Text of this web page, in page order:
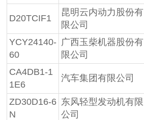
D20TCIF1
昆明云内动力股份有
限公司
YCY24140-
60
广西玉柴机器股份有
限公司
CA4DB1-1
1E6
汽车集团有限公司
ZD30D16-6
N
东风轻型发动机有限
公司